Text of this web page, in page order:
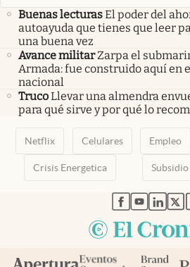
Buenas lecturasEl poder del
autoayuda que tienes que leer
una buena vez
Avance militarZarpa el
Armada: fue construido aquí en
nacional
TrucoLlevar una almendra
para qué sirve y por qué lo
Netflix Celulares Empleo
Crisis Energetica Subsidio
abre enabre en
abre